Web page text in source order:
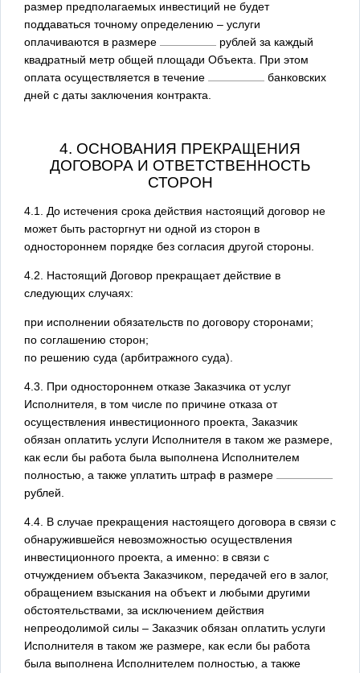
размер предполагаемых инвестиций не будет
поддаваться точному определению – услуги
оплачиваются в размере
рублей за каждый
квадратный метр общей площади Объекта. При этом
оплата осуществляется в течение
банковских
дней с даты заключения контракта.
4. ОСНОВАНИЯ ПРЕКРАЩЕНИЯ
ДОГОВОРА И ОТВЕТСТВЕННОСТЬ
СТОРОН
4.1. До истечения срока действия настоящий договор не
может быть расторгнут ни одной из сторон в
одностороннем порядке без согласия другой стороны.
4.2. Настоящий Договор прекращает действие в
следующих случаях:
при исполнении обязательств по договору сторонами;
по соглашению сторон;
по решению суда (арбитражного суда).
4.3. При одностороннем отказе Заказчика от услуг
Исполнителя, в том числе по причине отказа от
осуществления инвестиционного проекта, Заказчик
обязан оплатить услуги Исполнителя в таком же размере,
как если бы работа была выполнена Исполнителем
полностью, а также уплатить штраф в размере
рублей.
4.4. В случае прекращения настоящего договора в связи с
обнаружившейся невозможностью осуществления
инвестиционного проекта, а именно: в связи с
отчуждением объекта Заказчиком, передачей его в залог,
обращением взыскания на объект и любыми другими
обстоятельствами, за исключением действия
непреодолимой силы – Заказчик обязан оплатить услуги
Исполнителя в таком же размере, как если бы работа
была выполнена Исполнителем полностью, а также